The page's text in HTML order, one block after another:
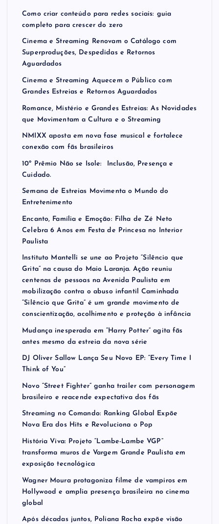
Como criar conteúdo para redes sociais: guia
completo para crescer do zero
Cinema e Streaming Renovam o Catálogo com
Superproduções, Despedidas e Retornos
Aguardados
Cinema e Streaming Aquecem o Público com
Grandes Estreias e Retornos Aguardados
Romance, Mistério e Grandes Estreias: As Novidades
que Movimentam a Cultura e o Streaming
NMIXX aposta em nova fase musical e fortalece
conexão com fãs brasileiros
10º Prêmio Não se Isole: Inclusão, Presença e
Cuidado.
Semana de Estreias Movimenta o Mundo do
Entretenimento
Encanto, Família e Emoção: Filha de Zé Neto
Celebra 6 Anos em Festa de Princesa no Interior
Paulista
Instituto Mantelli se une ao Projeto “Silêncio que
Grita” na causa do Maio Laranja. Ação reuniu
centenas de pessoas na Avenida Paulista em
mobilização contra o abuso infantil Caminhada
“Silêncio que Grita” é um grande movimento de
conscientização, acolhimento e proteção à infância
Mudança inesperada em “Harry Potter” agita fãs
antes mesmo da estreia da nova série
DJ Oliver Sallow Lança Seu Novo EP: “Every Time I
Think of You”
Novo “Street Fighter” ganha trailer com personagem
brasileiro e reacende expectativa dos fãs
Streaming no Comando: Ranking Global Expõe
Nova Era dos Hits e Revoluciona o Pop
História Viva: Projeto “Lambe-Lambe VGP”
transforma muros de Vargem Grande Paulista em
exposição tecnológica
Wagner Moura protagoniza filme de vampiros em
Hollywood e amplia presença brasileira no cinema
global
Após décadas juntos, Poliana Rocha expõe visão